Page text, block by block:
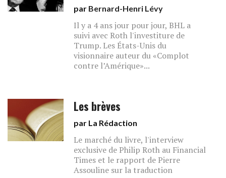
par Bernard-Henri Lévy
Il y a 4 ans jour pour jour, BHL a
suivi avec Roth l'investiture de
Trump. Les États-Unis du
visionnaire auteur du «Complot
contre l’Amérique»...
Les brèves
par La Rédaction
Le marché du livre, l'interview
exclusive de Philip Roth au Financial
Times et le rapport de Pierre
Assouline sur la traduction